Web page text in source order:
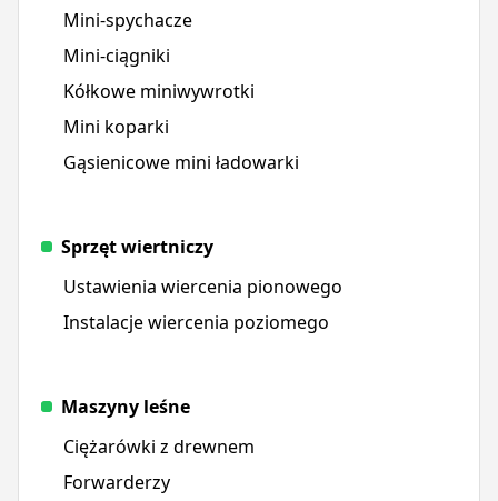
Mini-spychacze
Mini-ciągniki
Kółkowe miniwywrotki
Mini koparki
Gąsienicowe mini ładowarki
Sprzęt wiertniczy
Ustawienia wiercenia pionowego
Instalacje wiercenia poziomego
Maszyny leśne
Ciężarówki z drewnem
Forwarderzy